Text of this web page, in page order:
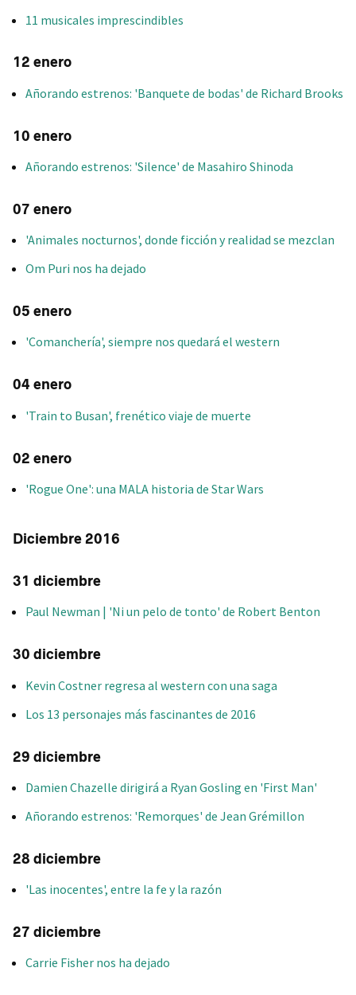
11 musicales imprescindibles
12 enero
Añorando estrenos: 'Banquete de bodas' de Richard Brooks
10 enero
Añorando estrenos: 'Silence' de Masahiro Shinoda
07 enero
'Animales nocturnos', donde ficción y realidad se mezclan
Om Puri nos ha dejado
05 enero
'Comanchería', siempre nos quedará el western
04 enero
'Train to Busan', frenético viaje de muerte
02 enero
'Rogue One': una MALA historia de Star Wars
Diciembre 2016
31 diciembre
Paul Newman | 'Ni un pelo de tonto' de Robert Benton
30 diciembre
Kevin Costner regresa al western con una saga
Los 13 personajes más fascinantes de 2016
29 diciembre
Damien Chazelle dirigirá a Ryan Gosling en 'First Man'
Añorando estrenos: 'Remorques' de Jean Grémillon
28 diciembre
'Las inocentes', entre la fe y la razón
27 diciembre
Carrie Fisher nos ha dejado